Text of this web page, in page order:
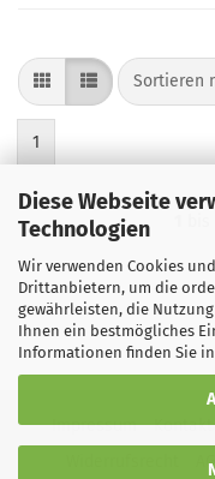
Diese Webseite
Technologien
Wir verwenden Cookies
Drittanbietern, um die
gewährleisten, die
Ihnen ein bestmögliches
Informationen finden Sie
Sortieren
Sortieren
1
Impressum Kontakt